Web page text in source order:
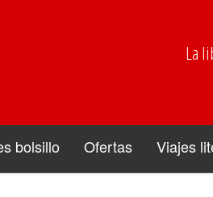
La
bolsillo Ofertas Viajes